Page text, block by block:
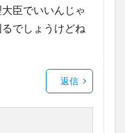
臣でいいんじゃ
でしょうけどね
返信